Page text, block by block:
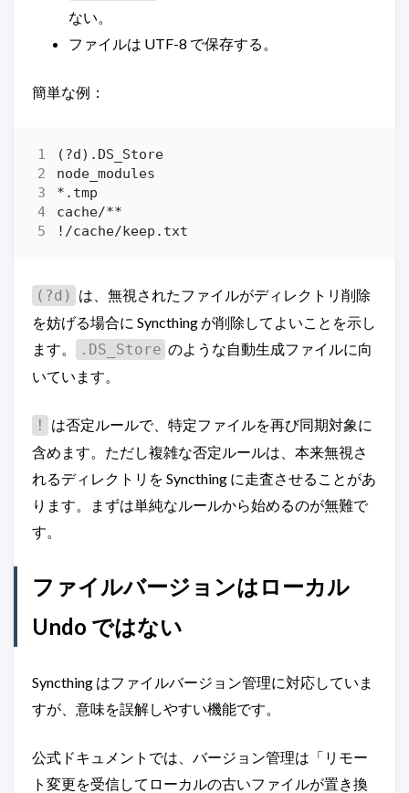
ない。
ファイルは UTF-8 で保存する。
簡単な例：
(?d) は、無視されたファイルがディレクトリ削除
を妨げる場合に Syncthing が削除してよいことを示し
ます。
.DS_Store のような自動生成ファイルに向
いています。
!
は否定ルールで、特定ファイルを再び同期対象に
含めます。ただし複雑な否定ルールは、本来無視さ
れるディレクトリを Syncthing に走査させることがあ
ります。まずは単純なルールから始めるのが無難で
す。
ファイルバージョンはローカル
Undo ではない
Syncthing はファイルバージョン管理に対応していま
すが、意味を誤解しやすい機能です。
公式ドキュメントでは、バージョン管理は「リモー
ト変更を受信してローカルの古いファイルが置き換